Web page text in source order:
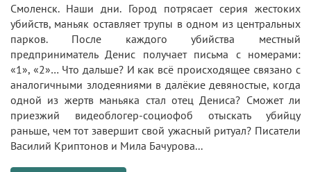
Смоленск. Наши дни. Город потрясает серия жестоких
убийств, маньяк оставляет трупы в одном из центральных
парков. После каждого убийства местный
предприниматель Денис получает письма с номерами:
«1», «2»… Что дальше? И как всё происходящее связано с
аналогичными злодеяниями в далёкие девяностые, когда
одной из жертв маньяка стал отец Дениса? Сможет ли
приезжий видеоблогер-социофоб отыскать убийцу
раньше, чем тот завершит свой ужасный ритуал? Писатели
Василий Криптонов и Мила Бачурова...